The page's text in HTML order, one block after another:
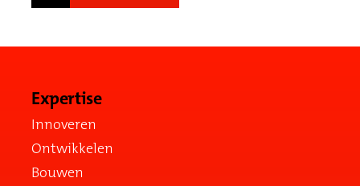
Expertise
Innoveren
Ontwikkelen
Bouwen